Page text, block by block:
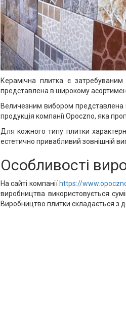
Керамічна плитка є
представлена ​​в широкому
Величезним вибором представлена ​​
продукція компанії Opoczno, яка
Для кожного типу плитки
естетично привабливий зовнішній
Особливості
На сайті компанії https://
виробництва використовується
Виробництво плитки складається з